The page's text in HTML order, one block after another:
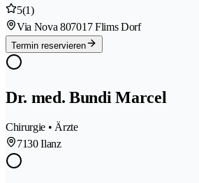
5(1)
Via Nova 807017 Flims Dorf
Termin reservieren
Dr. med. Bundi Marcel
Chirurgie • Ärzte
7130 Ilanz